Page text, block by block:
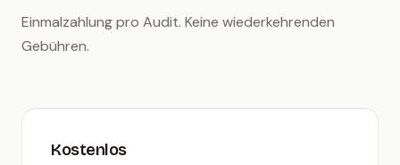
Einmalzahlung pro Audit. Keine wiederkehrenden
Gebühren.
Kostenlos